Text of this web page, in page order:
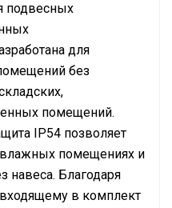
подвесных
для
без
помещений.
IP54 позволяет
помещениях и
навеса. Благодаря
в комплект